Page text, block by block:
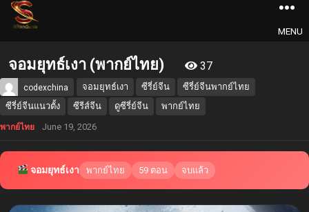
MENU
จอมยุทธ์เงา (พากย์ไทย) 37
codexchina จอมยุทธ์เงา ซีรี่ย์จีน
ซีรี่ย์จีนพากย์ไทย
ซีรี่ย์จีนแนวตั้ง
ซีรีส์จีน ดูซีรี่ย์จีน พากย์ไทย
พากย์ไทย June 19, 2026
จอมยุทธ์เงา พากย์ไทย 59 ตอน จบแล้ว